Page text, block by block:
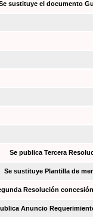
sustituye el documento
Se publica Tercera
Se sustituye Plantilla de
Resolución concesión
Anuncio